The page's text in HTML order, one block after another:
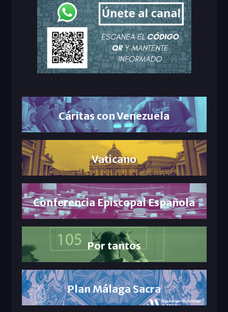
Cáritas con Venezuela
Vaticano
Conferencia Episcopal Española
Por tantos
Plan Málaga Sacra